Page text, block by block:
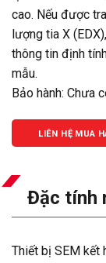
cao. Nếu được
lượng tia X
thông tin định
mẫu.
Bảo hành: Chưa
LIÊN HỆ MUA
Đặc tính
Thiết bị SEM kết